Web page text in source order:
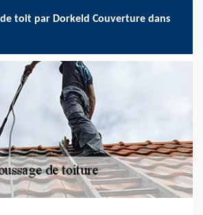
de toit par Dorkeld Couverture dans